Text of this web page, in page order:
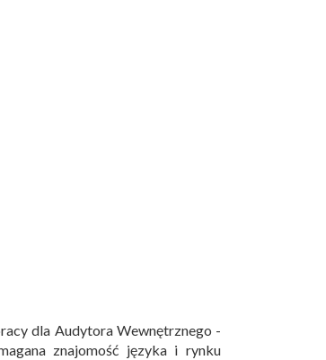
dla Audytora Wewnętrznego -
znajomość języka i rynku